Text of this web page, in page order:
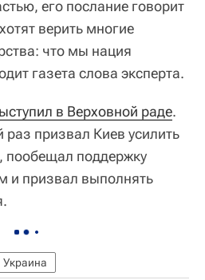
его послание говорит
верить многие
что мы нация
газета слова эксперта.
в Верховной раде.
раз призвал Киев усилить
пообещал поддержку
и призвал выполнять
Украина